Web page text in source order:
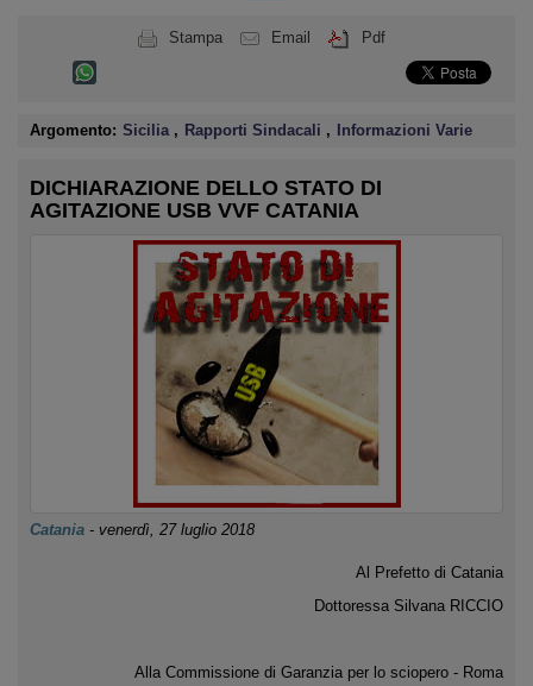
Stampa Email Pdf
Argomento: Sicilia , Rapporti Sindacali , Informazioni Varie
DICHIARAZIONE DELLO STATO DI
AGITAZIONE USB VVF CATANIA
Catania - venerdì, 27 luglio 2018
Al Prefetto di Catania
Dottoressa Silvana RICCIO
Alla Commissione di Garanzia per lo sciopero - Roma